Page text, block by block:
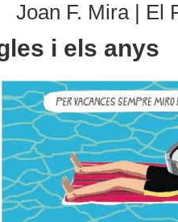
Joan F. Mira |
i els anys